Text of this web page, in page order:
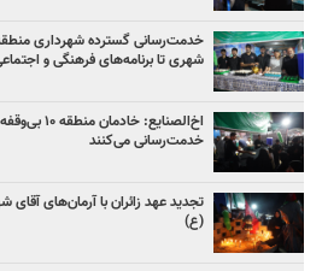
شهری تا برنامه‌های فرهنگی و
خدمت‌رسانی می‌کنند
تجدید عهد زائران با آرمان‌های آقای
(ع)